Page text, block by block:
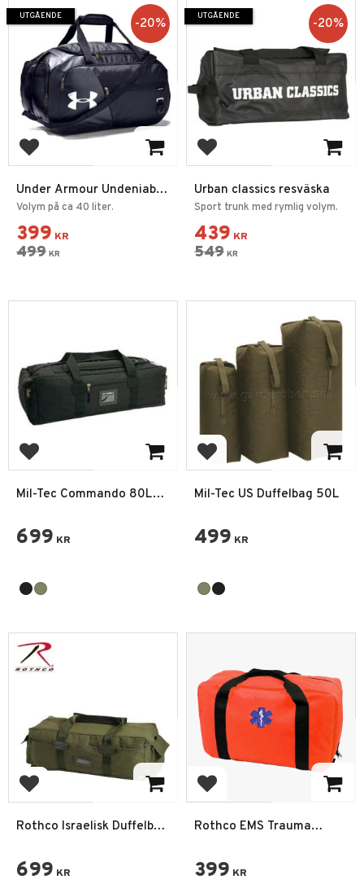
Lägg till i favoriter
Under Armour Undeniable
Duffel 4.0 Small
Volym på ca 40 liter.
399 KR
499 KR
20%
UTGÅENDE
Lägg till i favoriter
Urban classics resväska
Sport trunk med rymlig volym.
439 KR
549 KR
20%
UTGÅENDE
Lägg till i favoriter
Mil-Tec Commando 80L
699 KR
Lägg till i favoriter
Mil-Tec US Duffelbag 50L
499 KR
Lägg till i favoriter
Rothco Israelisk Duffelbag
699 KR
Lägg till i favoriter
Rothco EMS Trauma
399 KR